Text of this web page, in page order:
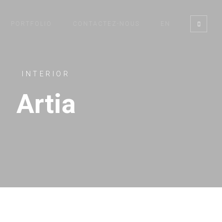
INTERIOR
Artia